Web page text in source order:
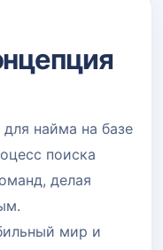
найма на базе
поиска
делая
мир и